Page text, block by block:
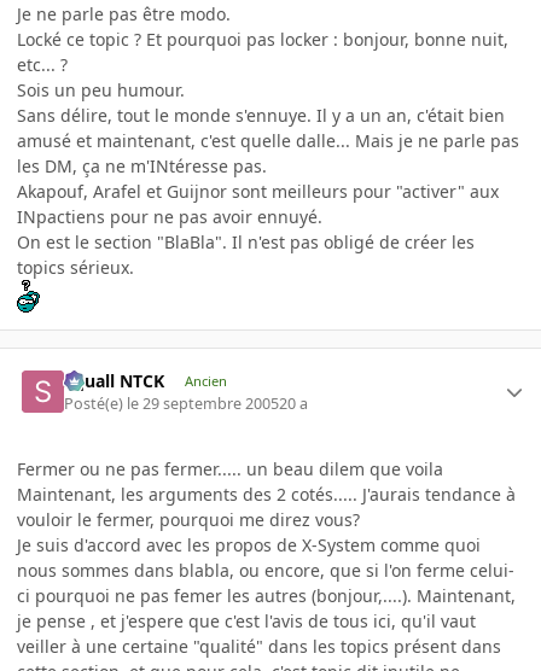
Je ne parle pas être modo.
Locké ce topic ? Et pourquoi pas locker : bonjour, bonne nuit,
etc... ?
Sois un peu humour.
Sans délire, tout le monde s'ennuye. Il y a un an, c'était bien
amusé et maintenant, c'est quelle dalle... Mais je ne parle pas
les DM, ça ne m'INtéresse pas.
Akapouf, Arafel et Guijnor sont meilleurs pour "activer" aux
INpactiens pour ne pas avoir ennuyé.
On est le section "BlaBla". Il n'est pas obligé de créer les
topics sérieux.
Squall NTCK Ancien
Posté(e) le 29 septembre 200520 a
Fermer ou ne pas fermer..... un beau dilem que voila
Maintenant, les arguments des 2 cotés..... J'aurais tendance à
vouloir le fermer, pourquoi me direz vous?
Je suis d'accord avec les propos de X-System comme quoi
nous sommes dans blabla, ou encore, que si l'on ferme celui-
ci pourquoi ne pas femer les autres (bonjour,....). Maintenant,
je pense , et j'espere que c'est l'avis de tous ici, qu'il vaut
veiller à une certaine "qualité" dans les topics présent dans